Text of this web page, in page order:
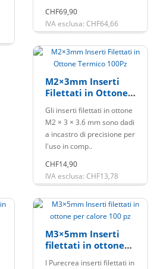
CHF69,90
IVA esclusa: CHF64,66
M2×3mm Inserti
Filettati in Ottone
Gli inserti filettati in ottone
M2 × 3 × 3.6 mm sono dadi
a incastro di precisione per
l'uso in comp..
CHF14,90
IVA esclusa: CHF13,78
M3×5mm Inserti
filettati in ottone
I Purecrea inserti filettati in